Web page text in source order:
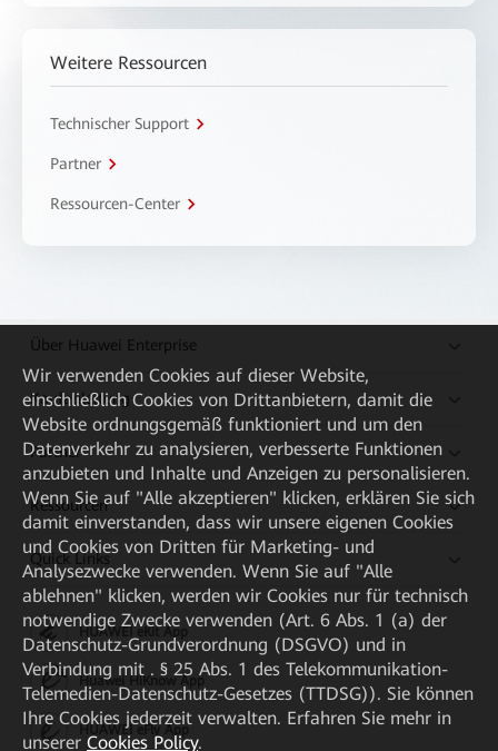
Weitere Ressourcen
Technischer Support
Partner
Ressourcen-Center
Über Huawei Enterprise
Kaufanleitung
Partner
Ressourcen
Quick Links
HUAWEI eKit App
Huawei HiKnow App
HUAWEI eFly App
Wir verwenden Cookies auf dieser Website,
einschließlich Cookies von Drittanbietern, damit die
Website ordnungsgemäß funktioniert und um den
Datenverkehr zu analysieren, verbesserte Funktionen
anzubieten und Inhalte und Anzeigen zu personalisieren.
Wenn Sie auf "Alle akzeptieren" klicken, erklären Sie sich
damit einverstanden, dass wir unsere eigenen Cookies
und Cookies von Dritten für Marketing- und
Analysezwecke verwenden. Wenn Sie auf "Alle
ablehnen" klicken, werden wir Cookies nur für technisch
notwendige Zwecke verwenden (Art. 6 Abs. 1 (a) der
Datenschutz-Grundverordnung (DSGVO) und in
Verbindung mit . § 25 Abs. 1 des Telekommunikation-
Telemedien-Datenschutz-Gesetzes (TTDSG)). Sie können
Ihre Cookies jederzeit verwalten. Erfahren Sie mehr in
unserer Cookies Policy.